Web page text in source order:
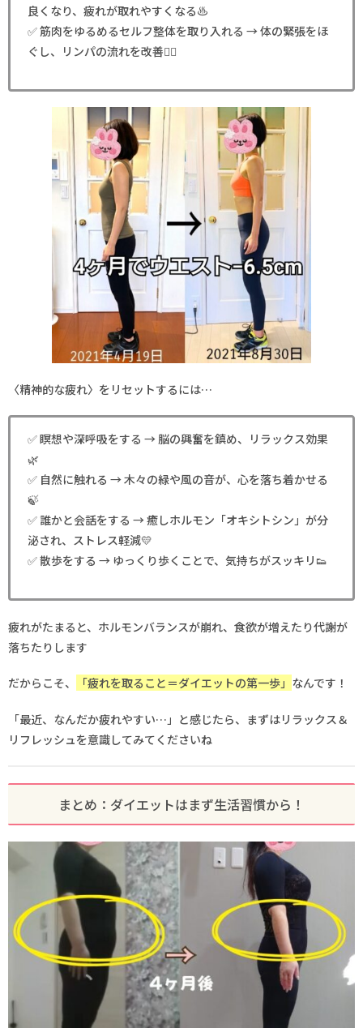
良くなり、疲れが取れやすくなる♨
✅ 筋肉をゆるめるセルフ整体を取り入れる → 体の緊張をほ
ぐし、リンパの流れを改善💆‍♀
〈精神的な疲れ〉をリセットするには…
✅ 瞑想や深呼吸をする → 脳の興奮を鎮め、リラックス効果
🌿
✅ 自然に触れる → 木々の緑や風の音が、心を落ち着かせる
🍃
✅ 誰かと会話をする → 癒しホルモン「オキシトシン」が分
泌され、ストレス軽減💛
✅ 散歩をする → ゆっくり歩くことで、気持ちがスッキリ👟
疲れがたまると、ホルモンバランスが崩れ、食欲が増えたり代謝が
落ちたりします
だからこそ、 「疲れを取ること＝ダイエットの第一歩」 なんです！
「最近、なんだか疲れやすい…」と感じたら、まずはリラックス＆
リフレッシュを意識してみてくださいね
まとめ：ダイエットはまず生活習慣から！